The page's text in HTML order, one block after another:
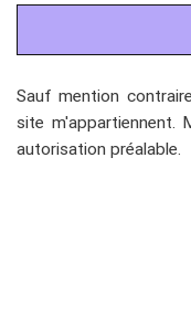
Sauf mention
site m'appartiennent.
autorisation préalable.